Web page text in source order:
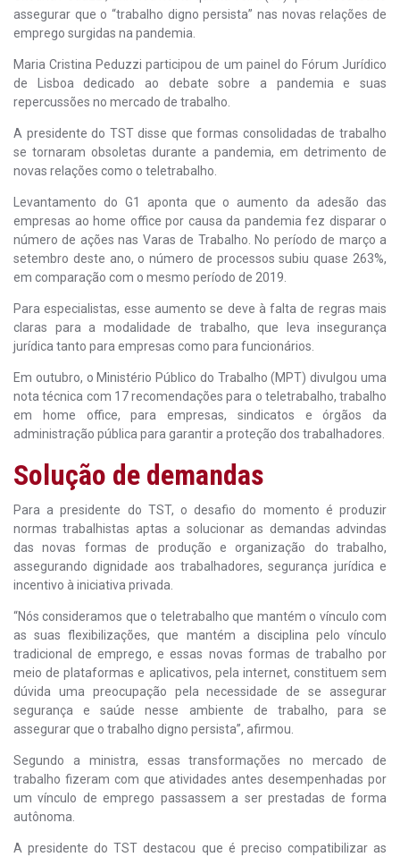
assegurar que o “trabalho digno persista” nas novas relações de
emprego surgidas na pandemia.
Maria Cristina Peduzzi participou de um painel do Fórum Jurídico
de Lisboa dedicado ao debate sobre a pandemia e suas
repercussões no mercado de trabalho.
A presidente do TST disse que formas consolidadas de trabalho
se tornaram obsoletas durante a pandemia, em detrimento de
novas relações como o teletrabalho.
Levantamento do G1 aponta que o aumento da adesão das
empresas ao home office por causa da pandemia fez disparar o
número de ações nas Varas de Trabalho. No período de março a
setembro deste ano, o número de processos subiu quase 263%,
em comparação com o mesmo período de 2019.
Para especialistas, esse aumento se deve à falta de regras mais
claras para a modalidade de trabalho, que leva insegurança
jurídica tanto para empresas como para funcionários.
Em outubro, o Ministério Público do Trabalho (MPT) divulgou uma
nota técnica com 17 recomendações para o teletrabalho, trabalho
em home office, para empresas, sindicatos e órgãos da
administração pública para garantir a proteção dos trabalhadores.
Solução de demandas
Para a presidente do TST, o desafio do momento é produzir
normas trabalhistas aptas a solucionar as demandas advindas
das novas formas de produção e organização do trabalho,
assegurando dignidade aos trabalhadores, segurança jurídica e
incentivo à iniciativa privada.
“Nós consideramos que o teletrabalho que mantém o vínculo com
as suas flexibilizações, que mantém a disciplina pelo vínculo
tradicional de emprego, e essas novas formas de trabalho por
meio de plataformas e aplicativos, pela internet, constituem sem
dúvida uma preocupação pela necessidade de se assegurar
segurança e saúde nesse ambiente de trabalho, para se
assegurar que o trabalho digno persista”, afirmou.
Segundo a ministra, essas transformações no mercado de
trabalho fizeram com que atividades antes desempenhadas por
um vínculo de emprego passassem a ser prestadas de forma
autônoma.
A presidente do TST destacou que é preciso compatibilizar as